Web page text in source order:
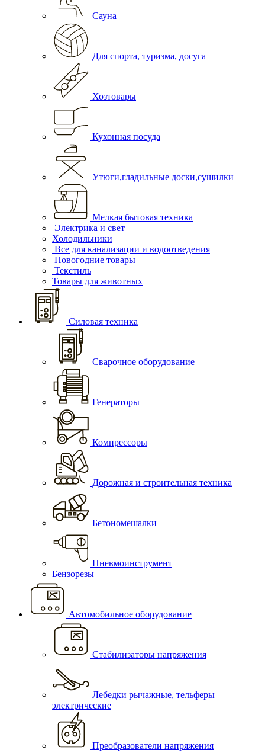
Сауна
Для спорта, туризма, досуга
Хозтовары
Кухонная посуда
Утюги,гладильные доски,сушилки
Мелкая бытовая техника
Электрика и свет
Холодильники
Все для канализации и водоотведения
Новогодние товары
Текстиль
Товары для животных
Силовая техника
Сварочное оборудование
Генераторы
Компрессоры
Дорожная и строительная техника
Бетономешалки
Пневмоинструмент
Бензорезы
Автомобильное оборудование
Стабилизаторы напряжения
Лебедки рычажные, тельферы
электрические
Преобразователи напряжения